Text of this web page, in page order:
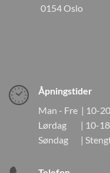
0154 Oslo
Åpningstider
Man - Fre | 10-20
Lørdag | 10-18
Søndag |